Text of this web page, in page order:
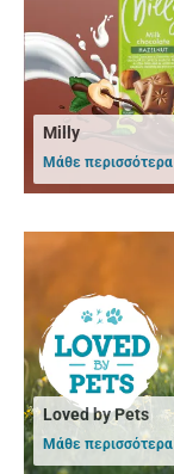
Milly
Μάθε περισσότερα
Loved by Pets
Μάθε περισσότερα